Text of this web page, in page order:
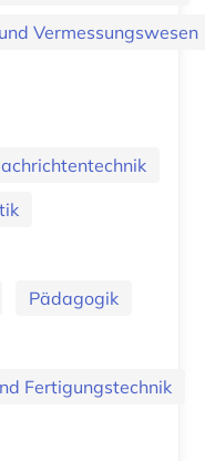
Vermessungswesen
Pädagogik
Fertigungstechnik